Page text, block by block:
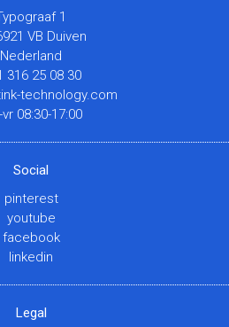
1
VB Duiven
Nederland
316 25 08 30
technology.com
08:30-17:00
Social
pinterest
youtube
facebook
linkedin
Legal